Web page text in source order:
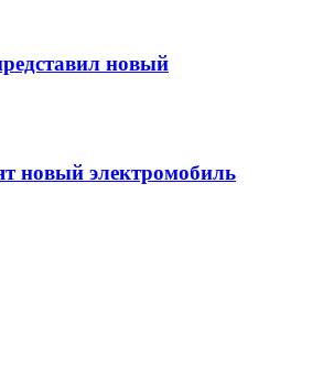
новый
новый электромобиль